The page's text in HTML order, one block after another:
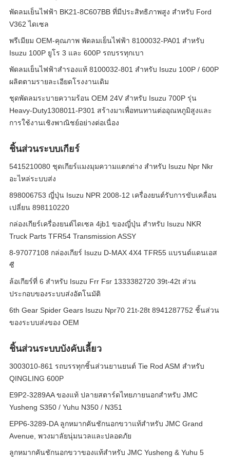
พัดลมเย็นไฟฟ้า BK21-8C607BB ที่มีประสิทธิภาพสูง สําหรับ Ford
V362 ไดเซล
พรีเมียม OEM-คุณภาพ พัดลมเย็นไฟฟ้า 8100032-PA01 สําหรับ
Isuzu 100P ยูโร 3 และ 600P รถบรรทุกเบา
พัดลมเย็นไฟฟ้าสํารองแท้ 8100032-801 สําหรับ Isuzu 100P / 600P
ผลิตตามรายละเอียดโรงงานเดิม
ชุดพัดลมระบายความร้อน OEM 24V สำหรับ Isuzu 700P รุ่น
Heavy-Duty1308011-P301 สร้างมาเพื่อทนทานต่ออุณหภูมิสูงและ
การใช้งานเชิงพาณิชย์อย่างต่อเนื่อง
ชิ้นส่วนระบบเกียร์
5415210080 ชุดเกียร์แมงมุมความแตกต่าง สําหรับ Isuzu Npr Nkr
อะไหล่ระบบส่ง
898006753 ญี่ปุ่น Isuzu NPR 2008-12 เครื่องยนต์รับการขับเคลื่อน
เปลี่ยน 898110220
กล่องเกียร์เครื่องยนต์ไดเซล 4jb1 ของญี่ปุ่น สําหรับ Isuzu NKR
Truck Parts TFR54 Transmission ASSY
8-97077108 กล่องเกียร์ Isuzu D-MAX 4X4 TFR55 แบรนด์แดนเอส
ซี
ล้อเกียร์ที่ 6 สําหรับ Isuzu Frr Fsr 1333382720 39t-42t ส่วน
ประกอบของระบบส่งอัตโนมัติ
6th Gear Spider Gears Isuzu Npr70 21t-28t 8941287752 ชิ้นส่วน
ของระบบส่งของ OEM
ชิ้นส่วนระบบบังคับเลี้ยว
3003010-861 รถบรรทุกชิ้นส่วนยานยนต์ Tie Rod ASM สำหรับ
QINGLING 600P
E9P2-3289AA ของแท้ ปลายสตาร์ดไทยภายนอกสําหรับ JMC
Yusheng S350 / Yuhu N350 / N351
EPP6-3289-DA ลูกหมากคันชักนอกขวาแท้สำหรับ JMC Grand
Avenue, พวงมาลัยนุ่มนวลและปลอดภัย
ลูกหมากคันชักนอกขวาของแท้สำหรับ JMC Yusheng & Yuhu 5